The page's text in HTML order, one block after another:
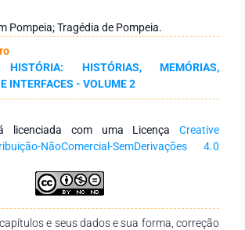
uma comparação entre o ponto de
com os diversos investigadores. O estudo
de um texto descritivo, onde se
três pontos essenciais, o filme não diverge
Pompeia; Tragédia de Pompeia.
HISTÓRIAS, MEMÓRIAS,
INTERFACES - VOLUME 2
licenciada com uma Licença Creative
NãoComercial-SemDerivações 4.0
e seus dados e sua forma, correção